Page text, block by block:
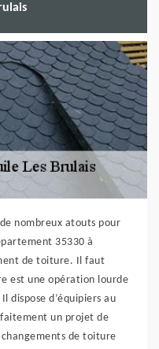
nombreux atouts pour
35330 à
de toiture. Il faut
est une opération lourde
dispose d’équipiers au
un projet de
de toiture